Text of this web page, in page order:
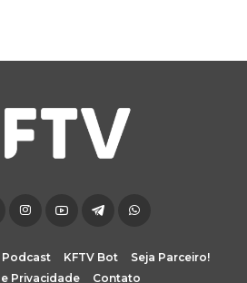
Podcast KFTV Bot
Seja Parceiro!
Privacidade
Contato